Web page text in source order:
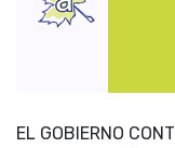
EL GOBIERNO